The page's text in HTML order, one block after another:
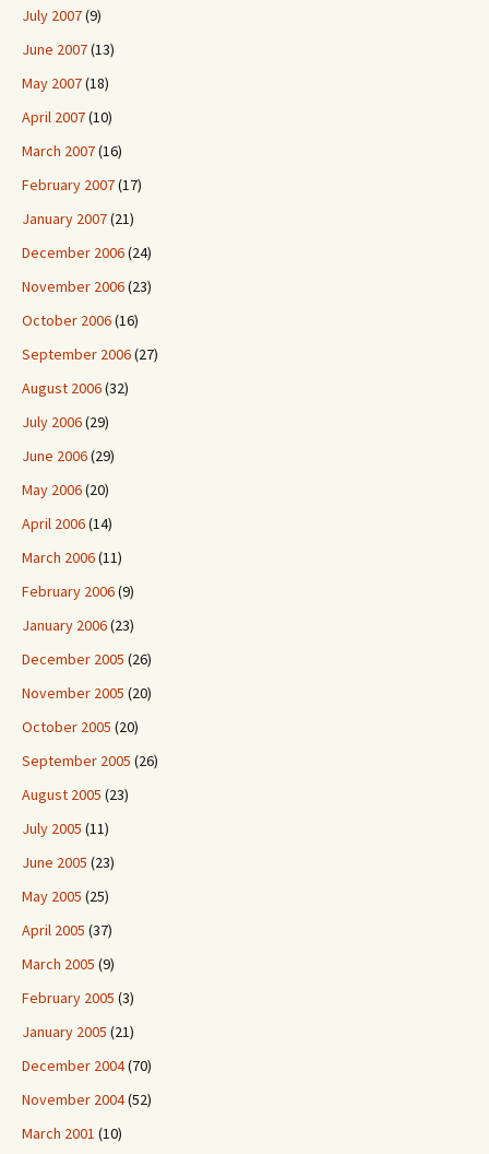
July 2007(9)
June 2007(13)
May 2007(18)
April 2007(10)
March 2007(16)
February 2007(17)
January 2007(21)
December 2006(24)
November 2006(23)
October 2006(16)
September 2006(27)
August 2006(32)
July 2006(29)
June 2006(29)
May 2006(20)
April 2006(14)
March 2006(11)
February 2006(9)
January 2006(23)
December 2005 (26)
November 2005 (20)
October 2005 (20)
September 2005 (26)
August 2005 (23)
July 2005 (11)
June 2005 (23)
May 2005 (25)
April 2005 (37)
March 2005 (9)
February 2005 (3)
January 2005 (21)
December 2004(70)
November 2004(52)
March 2001 (10)